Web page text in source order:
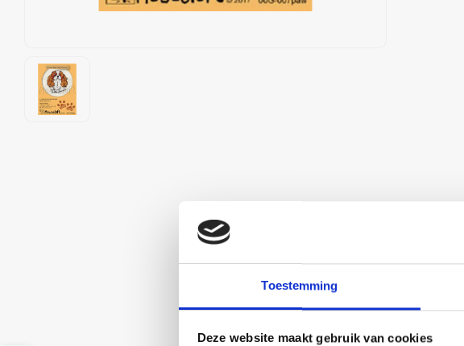
Toestemming
Deze website maakt gebruik van cookies